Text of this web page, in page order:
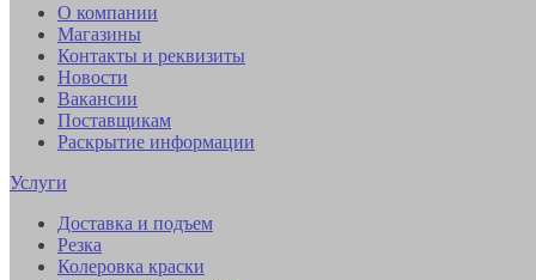
О компании
Магазины
Контакты и реквизиты
Новости
Вакансии
Поставщикам
Раскрытие информации
Услуги
Доставка и подъем
Резка
Колеровка краски